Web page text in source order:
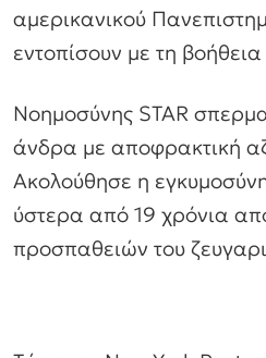
αμερικανικού
εντοπίσουν με τη βοήθεια
Νοημοσύνης STAR
άνδρα με αποφρακτική
Ακολούθησε η
ύστερα από 19 χρόνια
προσπαθειών του